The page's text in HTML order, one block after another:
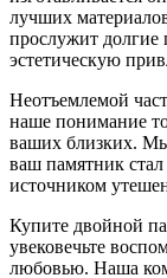
лучших
прослужит долгие
эстетическую
Неотъемлемой
наше понимание
ваших близких. Мы
ваш памятник
источником
Купите двойной
увековечьте
любовью. Наша